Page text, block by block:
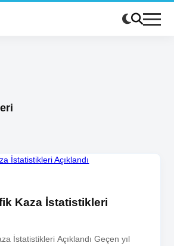
Kaza İstatistikleri
İstatistikleri Açıklandı Geçen yıl